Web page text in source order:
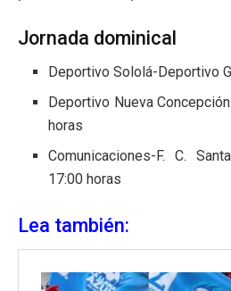
Jornada dominical
Deportivo Sololá-Deportivo
Deportivo Nueva
horas
Comunicaciones-F. C.
17:00 horas
Lea también: